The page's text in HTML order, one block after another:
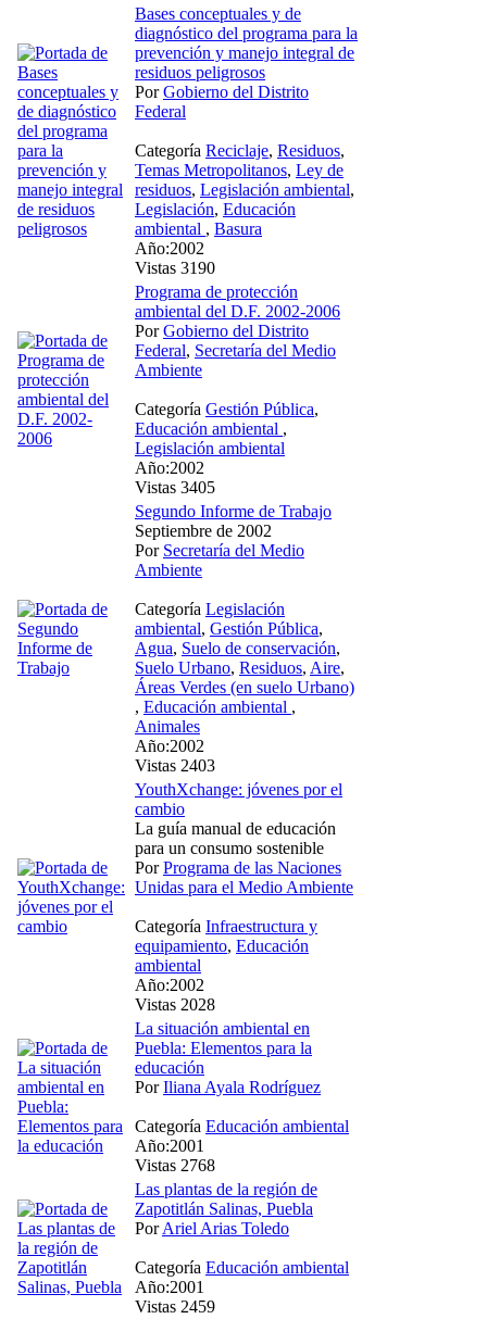
Bases conceptuales y de
diagnóstico del programa para la
prevención y manejo integral de
residuos peligrosos
PorGobierno del Distrito
Federal
Categoría Reciclaje, Residuos,
Temas Metropolitanos, Ley de
residuos, Legislación ambiental,
Legislación, Educación
ambiental , Basura
Año:2002
Vistas 3190
Programa de protección
ambiental del D.F. 2002-2006
PorGobierno del Distrito
Federal, Secretaría del Medio
Ambiente
Categoría Gestión Pública,
Educación ambiental ,
Legislación ambiental
Año:2002
Vistas 3405
Segundo Informe de Trabajo
Septiembre de 2002
Por Secretaría del Medio
Ambiente
Categoría Legislación
ambiental, Gestión Pública,
Agua, Suelo de conservación,
Suelo Urbano, Residuos, Aire,
Áreas Verdes (en suelo Urbano)
, Educación ambiental ,
Animales
Año:2002
Vistas 2403
YouthXchange: jóvenes por el
cambio
La guía manual de educación
para un consumo sostenible
PorPrograma de las Naciones
Unidas para el Medio Ambiente
Categoría Infraestructura y
equipamiento, Educación
ambiental
Año:2002
Vistas 2028
La situación ambiental en
Puebla: Elementos para la
educación
PorIliana Ayala Rodríguez
Categoría Educación ambiental
Año:2001
Vistas 2768
Las plantas de la región de
Zapotitlán Salinas, Puebla
PorAriel Arias Toledo
Categoría Educación ambiental
Año:2001
Vistas 2459